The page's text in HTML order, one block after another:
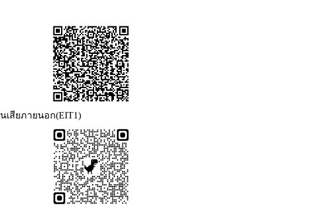
เสียภายนอก(EIT1)